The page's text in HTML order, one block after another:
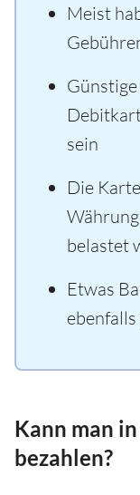
Meist
sein
Die
belastet
Etwas
Kann man
bezahlen?